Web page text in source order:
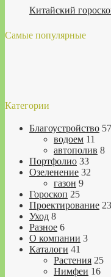
Китайский
Самые популярные
Категории
Благоустройство 57
водоем 11
автополив 8
Портфолио 33
Озеленение 32
газон 9
Гороскоп 25
Проектирование 23
Уход 8
Разное 6
О компании 3
Каталоги 41
Растения 25
Нимфеи 16